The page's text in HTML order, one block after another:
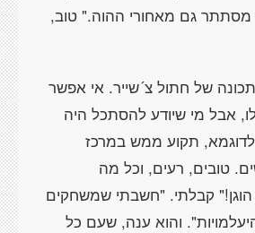
מסתתר גם מאחורי ההוה." טוב,
של חתול צ´שייר. אי אפשר
אבל מי שיודע להסתכל היה
לדוגמא, תקוע ממש במרכז
טובים, רעים, וכל מה
קבלתי. "חשבתי שמשחקים
והוא ענה, שעם כל